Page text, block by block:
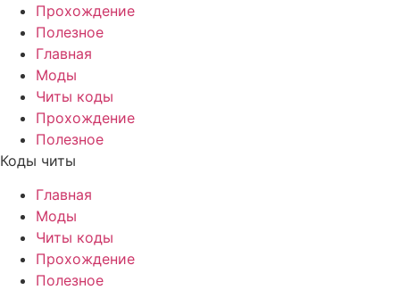
Прохождение
Полезное
Главная
Моды
Читы коды
Прохождение
Полезное
Коды читы
Главная
Моды
Читы коды
Прохождение
Полезное